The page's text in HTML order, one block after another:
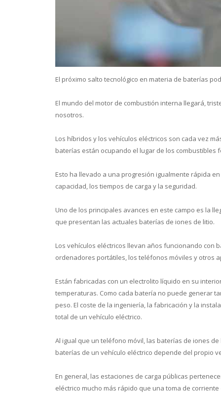
El próximo salto tecnológico en materia de baterías
El mundo del motor de combustión interna llegará,
nosotros.
Los híbridos y los vehículos eléctricos son cada vez
baterías están ocupando el lugar de los combustibles
Esto ha llevado a una progresión igualmente rápida
capacidad, los tiempos de carga y la seguridad.
Uno de los principales avances en este campo es la
que presentan las actuales baterías de iones de litio.
Los vehículos eléctricos llevan años funcionando con
ordenadores portátiles, los teléfonos móviles y otros
Están fabricadas con un electrolito líquido en su
temperaturas. Como cada batería no puede generar
peso. El coste de la ingeniería, la fabricación y la
total de un vehículo eléctrico.
Al igual que un teléfono móvil, las baterías de iones
baterías de un vehículo eléctrico depende del propio
En general, las estaciones de carga públicas
eléctrico mucho más rápido que una toma de